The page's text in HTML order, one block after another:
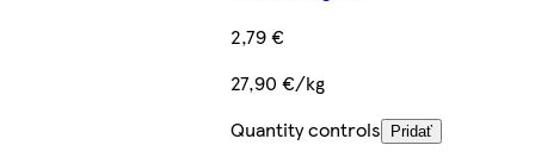
2,79 €
27,90 €/kg
Quantity controls
Pridať